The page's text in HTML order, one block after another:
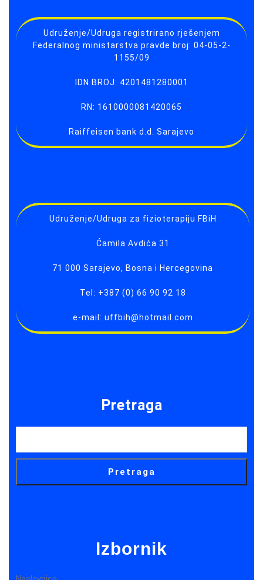
Udruženje/Udruga registrirano rješenjem
Federalnog ministarstva pravde broj: 04-05-2-
1155/09
IDN BROJ: 4201481280001
RN: 1610000081420065
Raiffeisen bank d.d. Sarajevo
Udruženje/Udruga za fizioterapiju FBiH
Ćamila Avdića 31
71 000 Sarajevo, Bosna i Hercegovina
Tel: +387 (0) 66 90 92 18
e-mail: uffbih@hotmail.com
Pretraga
Pretraga
Izbornik